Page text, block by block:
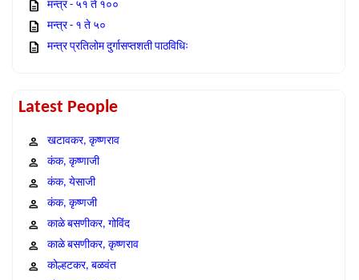
मन्त्र - ५१ ते १००
मन्त्र - १ ते ५०
मन्त्र प्रतिलोम दुर्गासप्तशती पाठविधिः
Latest People
खटावकर, कृष्णराव
कंक, कृष्णाजी
कंक, येसाजी
कंक, कृष्णजी
काळे बसणीकर, गोविंद
काळे बसणीकर, कृष्णराव
कोल्हटकर, बळवंत